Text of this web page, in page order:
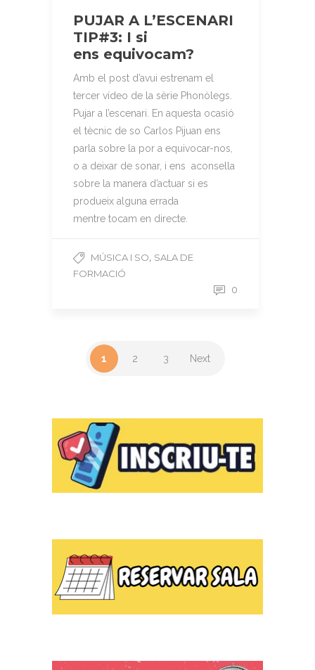
PUJAR A L’ESCENARI
TIP#3: I si
ens equivocam?
Amb el post d’avui estrenam el
tercer vídeo de la sèrie Phonòlegs.
Pujar a l’escenari. En aquesta ocasió
el tècnic de so Carlos Pijuan ens
parla sobre la por a equivocar-nos,
o a deixar de sonar, i ens aconsella
sobre la manera d’actuar si es
produeix alguna errada
mentre tocam en directe.
MÚSICA I SO, SALA DE
FORMACIÓ
0
1 2 3 Next